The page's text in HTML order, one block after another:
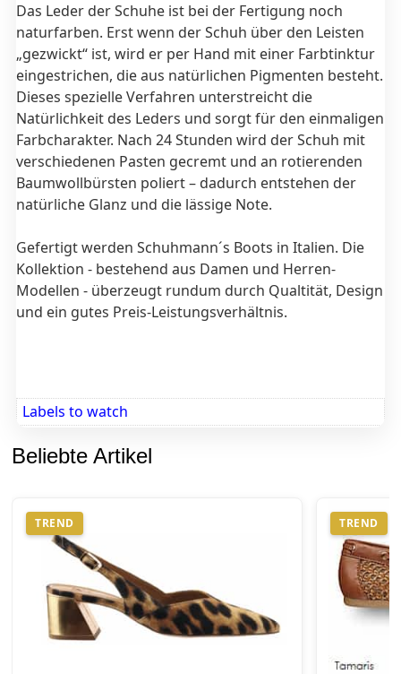
Das Leder der Schuhe ist bei der Fertigung noch
naturfarben. Erst wenn der Schuh über den Leisten
„gezwickt“ ist, wird er per Hand mit einer Farbtinktur
eingestrichen, die aus natürlichen Pigmenten besteht.
Dieses spezielle Verfahren unterstreicht die
Natürlichkeit des Leders und sorgt für den einmaligen
Farbcharakter. Nach 24 Stunden wird der Schuh mit
verschiedenen Pasten gecremt und an rotierenden
Baumwollbürsten poliert – dadurch entstehen der
natürliche Glanz und die lässige Note.
Gefertigt werden Schuhmann´s Boots in Italien. Die
Kollektion - bestehend aus Damen und Herren-
Modellen - überzeugt rundum durch Qualtität, Design
und ein gutes Preis-Leistungsverhältnis.
Labels to watch
Beliebte Artikel
TREND TREND